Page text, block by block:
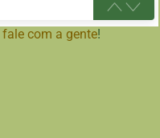
fale com a gente!